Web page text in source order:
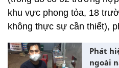
khu vực phong tỏa, 18
không thực sự cần thiết),
Phát
ngoài